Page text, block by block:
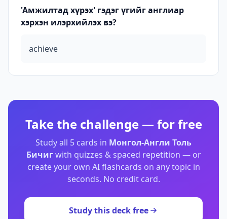
'Амжилтад хүрэх' гэдэг үгийг англиар
хэрхэн илэрхийлэх вэ?
achieve
Take the challenge — for free
Study all 5 cards in Монгол-Англи Толь
Бичигwith quizzes & spaced repetition — or
create your own AI flashcards on any topic in
seconds. No credit card.
Study this deck free